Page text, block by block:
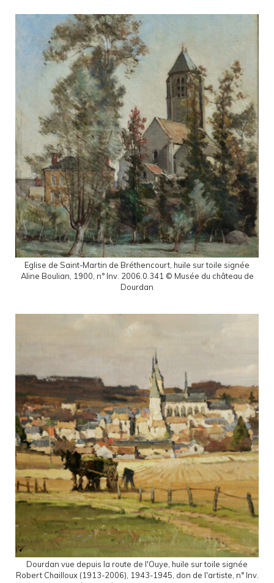
Eglise de Saint-Martin de Bréthencourt, huile sur toile signée
Aline Boulian, 1900, n° Inv. 2006.0.341 © Musée du château de
Dourdan
Dourdan vue depuis la route de l'Ouye, huile sur toile signée
Robert Chailloux (1913-2006), 1943-1945, don de l'artiste, n° Inv.